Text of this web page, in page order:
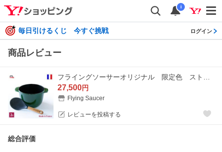
i
毎日引けるくじ 今すぐ挑戦 ログイン
商品レビュー
27,500円
Flying Saucer
レビューを投稿する
総合評価